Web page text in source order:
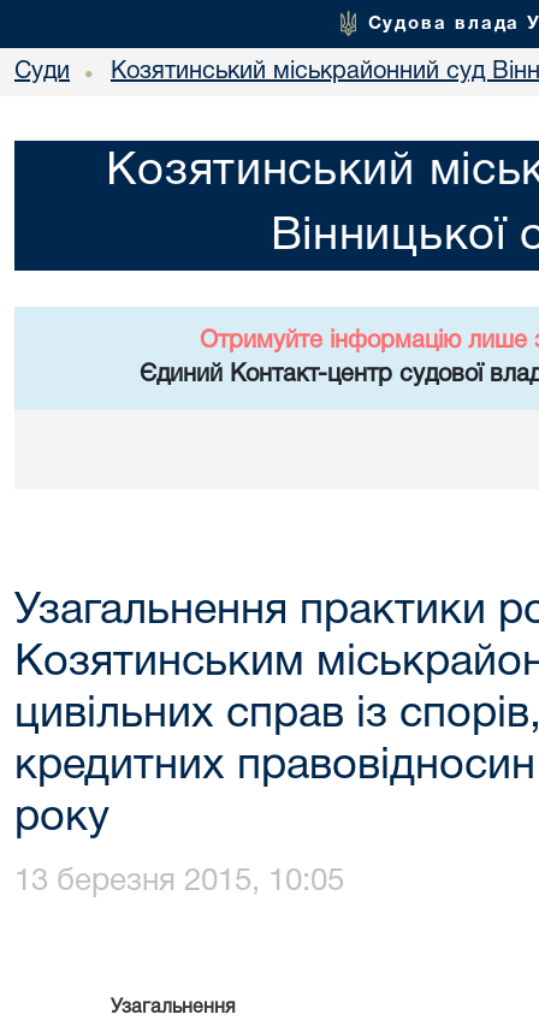
Судова влада
Суди • Козятинський міськрайонний суд
Козятинський
Вінницької
Отримуйте інформацію лише
Єдиний Контакт-центр судової
Узагальнення практики
Козятинським
цивільних справ із
кредитних правовідносин
року
13 березня 2015, 10:05
Узагальнення